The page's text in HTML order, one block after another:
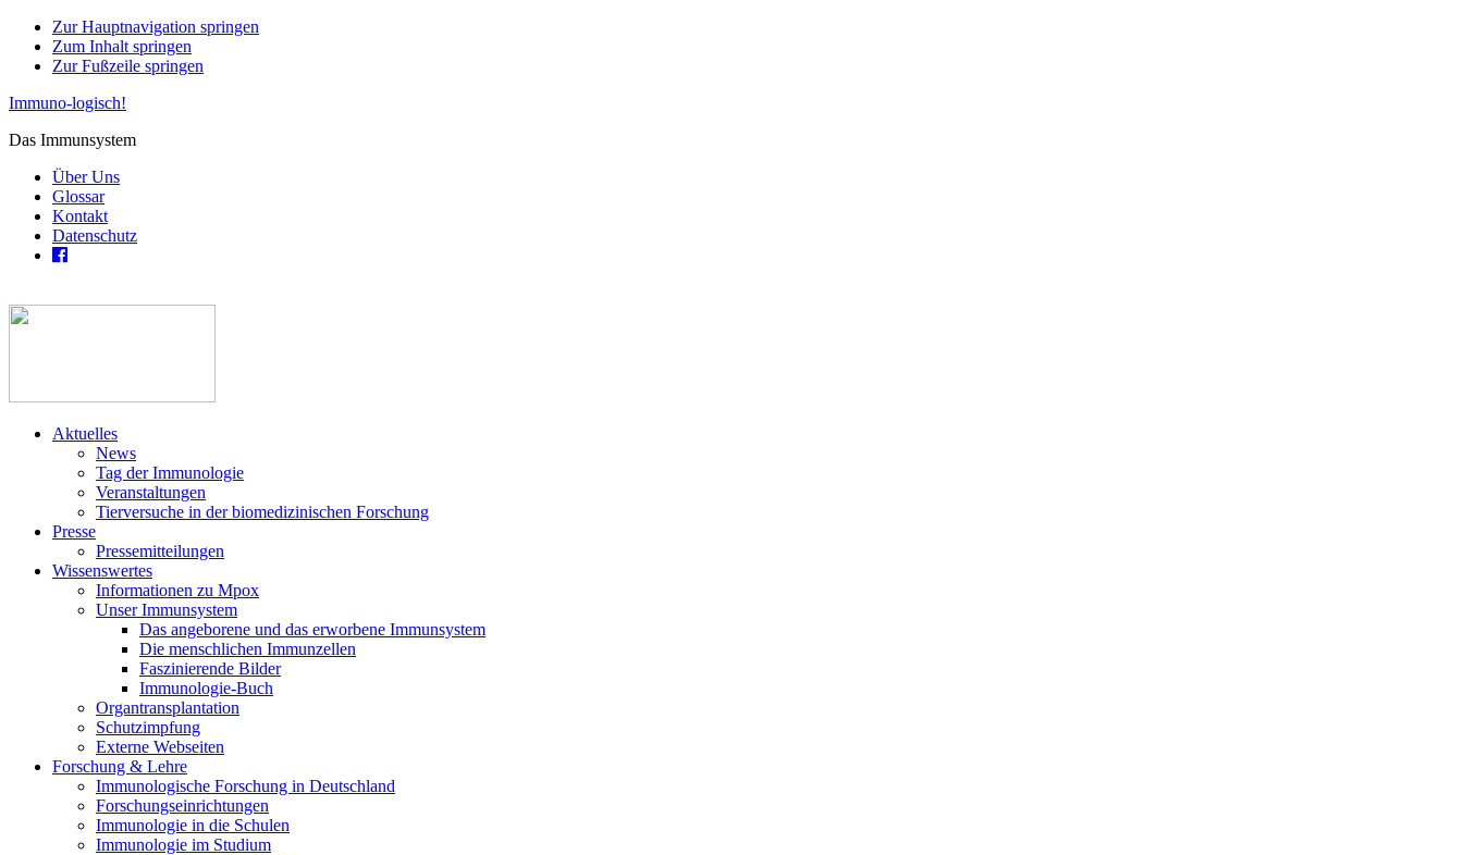
Zur Hauptnavigation springen
Zum Inhalt springen
Zur Fußzeile springen
Immuno-logisch!
Das Immunsystem
Über Uns
Glossar
Kontakt
Datenschutz
Aktuelles
News
Tag der Immunologie
Veranstaltungen
Tierversuche in der biomedizinischen Forschung
Presse
Pressemitteilungen
Wissenswertes
Informationen zu Mpox
Unser Immunsystem
Das angeborene und das erworbene Immunsystem
Die menschlichen Immunzellen
Faszinierende Bilder
Immunologie-Buch
Organtransplantation
Schutzimpfung
Externe Webseiten
Forschung & Lehre
Immunologische Forschung in Deutschland
Forschungseinrichtungen
Immunologie in die Schulen
Immunologie im Studium